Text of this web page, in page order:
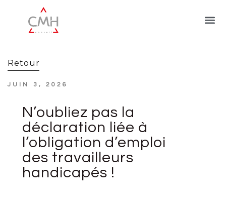
Retour
JUIN 3, 2026
N’oubliez pas la
déclaration liée à
l’obligation d’emploi
des travailleurs
handicapés !